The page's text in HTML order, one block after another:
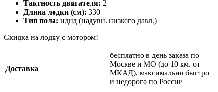
Тактность двигателя: 2
Длина лодки (см): 330
Тип пола: нднд (надувн. низкого давл.)
Скидка на лодку с мотором!
Доставка
бесплатно в день заказа по
Москве и МО (до 10 км. от
МКАД), максимально быстро
и недорого по России